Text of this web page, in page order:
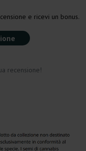
e ricevi un bonus.
recensione!